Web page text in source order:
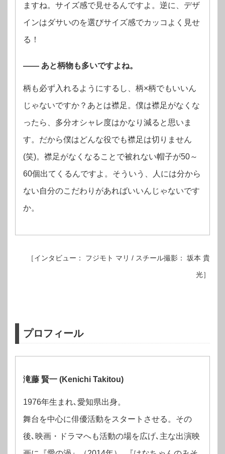
ますね。サイズ感で見せるんですよ。逆に、デザ
インはダサいのを選びサイズ感でカッコよく見せ
る！
—— あと柄物も多いですよね。
柄も必ず入れるようにするし、柄×柄でもいいん
じゃないですか？あとは襟足。僕は襟足がなくな
ったら、多分オシャレ度はかなり減ると思いま
す。だから僕はどんな役でも襟足は切りません
(笑)。襟足がなくなることで被れない帽子が50～
60個出てくるんですよ。そういう、人には分から
ない自分のこだわりがあればいいんじゃないです
か。
［インタビュー： フジモト マリ / スチール撮影： 坂本 貴
光］
プロフィール
滝藤 賢一 (Kenichi Takitou)
1976年生まれ､愛知県出身。
舞台を中心に俳優活動をスタートさせる。その
後､映画・ドラマへも活動の場を広げ､主な出演映